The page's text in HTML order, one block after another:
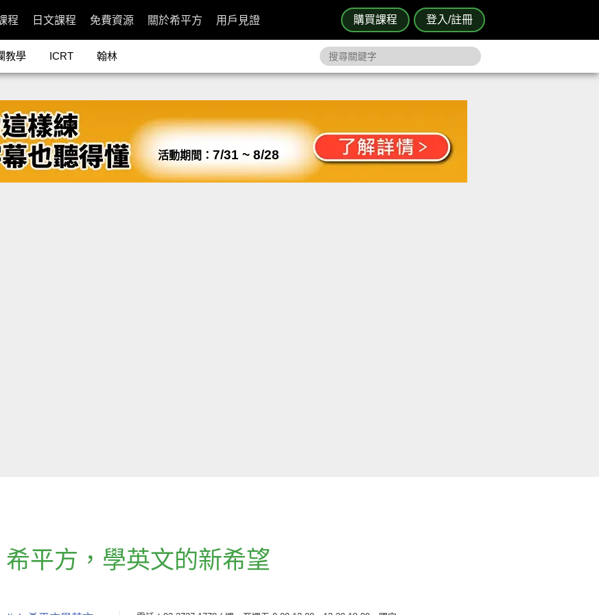
購買課程 登入/註冊
程 日文課程 免費資源 關於希平方 用戶見證
教學 ICRT 翰林
活動期間： 7/31 ~ 8/28
希平方 ， 學英文的新希望